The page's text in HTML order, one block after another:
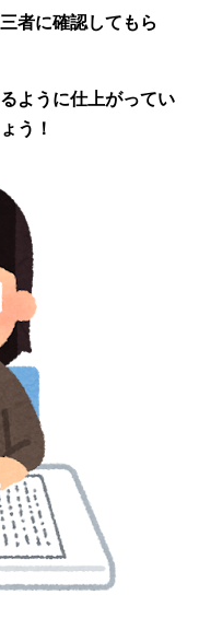
者に確認してもら
ように仕上がってい
う！